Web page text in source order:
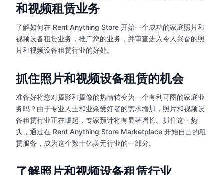
和视频租赁业务
了解如何在 Rent Anything Store 开始一个成功的家庭照片和
视频设备租赁业务，推广您的业务，并审查进入令人兴奋的照
片和视频设备租赁行业的好处。
抓住照片和视频设备租赁的机会
准备好将您对摄影和摄像的热情转变为一个有利可图的家庭业
务吗？由于专业人士和业余爱好者的需求增加，照片和视频设
备租赁行业正在崛起，专家预计将有显著增长。抓住这一势
头，通过在 Rent Anything Store Marketplace 开始自己的租
赁服务，成为这个数十亿美元行业的一部分。
了解照片和视频设备租赁行业